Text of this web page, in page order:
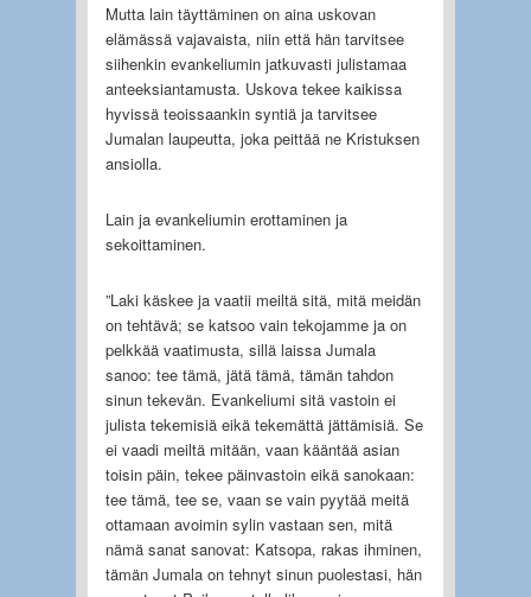
Mutta lain täyttäminen on aina uskovan
elämässä vajavaista, niin että hän tarvitsee
siihenkin evankeliumin jatkuvasti julistamaa
anteeksiantamusta. Uskova tekee kaikissa
hyvissä teoissaankin syntiä ja tarvitsee
Jumalan laupeutta, joka peittää ne Kristuksen
ansiolla.
Lain ja evankeliumin erottaminen ja
sekoittaminen.
”Laki käskee ja vaatii meiltä sitä, mitä meidän
on tehtävä; se katsoo vain tekojamme ja on
pelkkää vaatimusta, sillä laissa Jumala
sanoo: tee tämä, jätä tämä, tämän tahdon
sinun tekevän. Evankeliumi sitä vastoin ei
julista tekemisiä eikä tekemättä jättämisiä. Se
ei vaadi meiltä mitään, vaan kääntää asian
toisin päin, tekee päinvastoin eikä sanokaan:
tee tämä, tee se, vaan se vain pyytää meitä
ottamaan avoimin sylin vastaan sen, mitä
nämä sanat sanovat: Katsopa, rakas ihminen,
tämän Jumala on tehnyt sinun puolestasi, hän